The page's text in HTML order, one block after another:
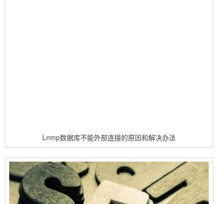
Lnmp数据库不能外部连接的原因和解决办法